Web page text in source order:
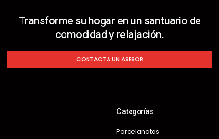
Transforme su hogar en un santuario de
comodidad y relajación.
CONTACTA UN ASESOR
Categorías
Porcelanatos